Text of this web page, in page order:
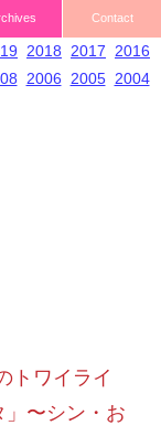
2018 2017
2016
2006 2005 2004
Contact
トワイライ
」〜シン・お